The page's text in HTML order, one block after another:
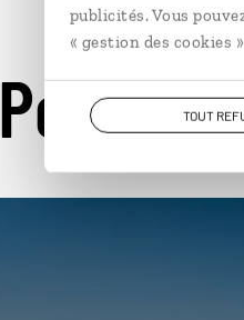
publicités. Vous
« gestion des cookies
TOUT
Pour